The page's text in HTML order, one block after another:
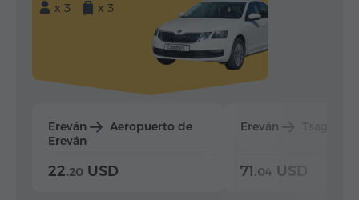
x 3
x 3
Ereván
Aeropuerto de
Ereván
22.20 USD
Ereván
71.04 USD